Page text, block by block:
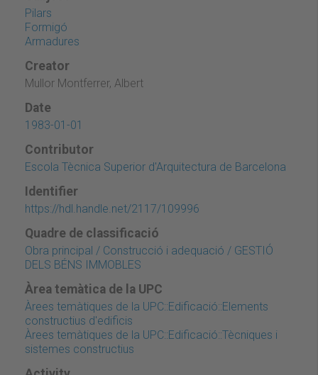
Pilars
Formigó
Armadures
Creator
Mullor Montferrer, Albert
Date
1983-01-01
Contributor
Escola Tècnica Superior d'Arquitectura de Barcelona
Identifier
https://hdl.handle.net/2117/109996
Quadre de classificació
Obra principal / Construcció i adequació / GESTIÓ
DELS BÉNS IMMOBLES
Àrea temàtica de la UPC
Àrees temàtiques de la UPC::Edificació::Elements
constructius d'edificis
Àrees temàtiques de la UPC::Edificació::Tècniques i
sistemes constructius